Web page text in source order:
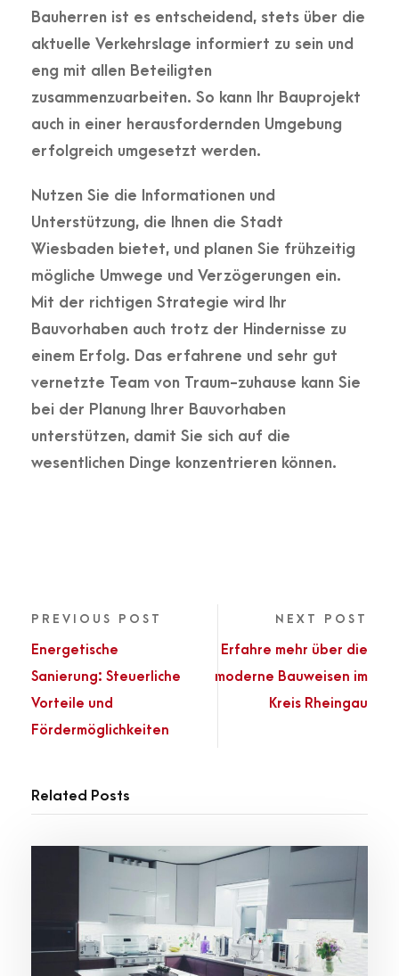
Bauherren ist es entscheidend, stets über die
aktuelle Verkehrslage informiert zu sein und
eng mit allen Beteiligten
zusammenzuarbeiten. So kann Ihr Bauprojekt
auch in einer herausfordernden Umgebung
erfolgreich umgesetzt werden.
Nutzen Sie die Informationen und
Unterstützung, die Ihnen die Stadt
Wiesbaden bietet, und planen Sie frühzeitig
mögliche Umwege und Verzögerungen ein.
Mit der richtigen Strategie wird Ihr
Bauvorhaben auch trotz der Hindernisse zu
einem Erfolg. Das erfahrene und sehr gut
vernetzte Team von Traum-zuhause kann Sie
bei der Planung Ihrer Bauvorhaben
unterstützen, damit Sie sich auf die
wesentlichen Dinge konzentrieren können.
PREVIOUS POST
Energetische
Sanierung: Steuerliche
Vorteile und
Fördermöglichkeiten
NEXT POST
Erfahre mehr über die
moderne Bauweisen im
Kreis Rheingau
Related Posts